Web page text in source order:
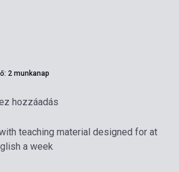
2 munkanap
hozzáadás
teaching material designed for at
a week